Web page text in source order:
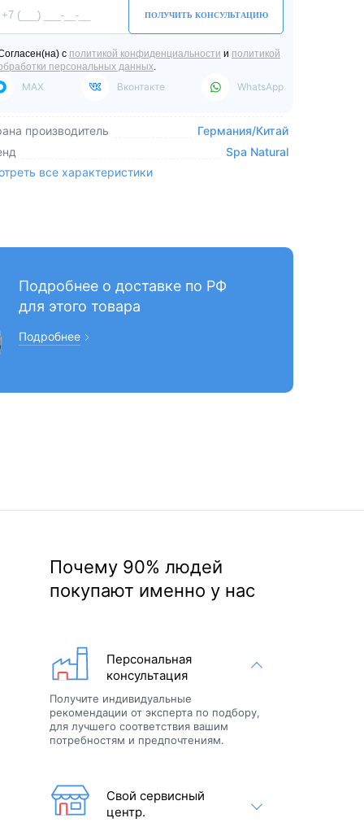
ПОЛУЧИТЬ КОНСУЛЬТАЦИЮ
с политикой конфиденциальности и политикой
персональных данных.
MAX Вконтакте WhatsApp
производитель
Германия/Китай
Spa Natural
все характеристики
Подробнее о доставке по РФ
для этого товара
Подробнее
Почему 90% людей
покупают именно у нас
Персональная
консультация
Получите индивидуальные
рекомендации от эксперта по подбору,
для лучшего соответствия вашим
потребностям и предпочтениям.
Свой сервисный
центр.